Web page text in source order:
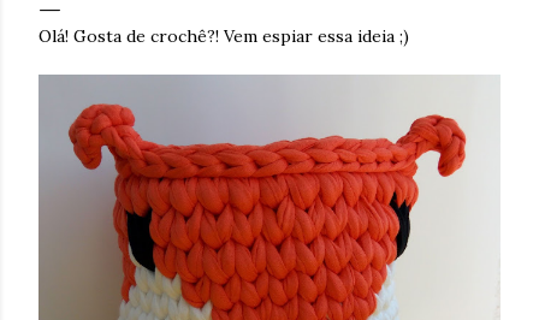
Olá! Gosta de crochê?! Vem espiar essa ideia ;)